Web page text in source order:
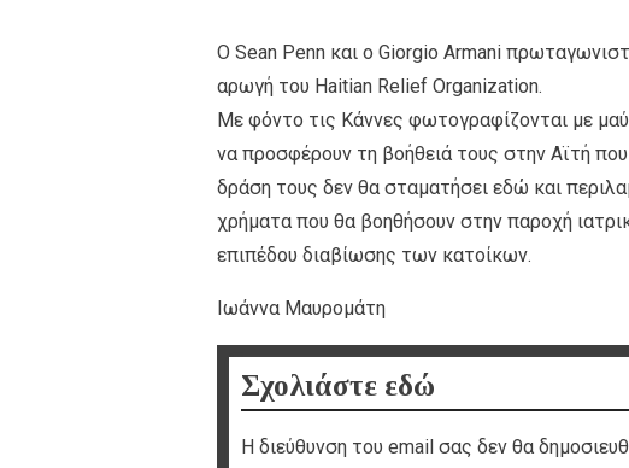
Ο Sean Penn και o Giorgio Armani
αρωγή του Haitian Relief Organization.
Με φόντο τις Κάννες φωτογραφίζονται με
να προσφέρουν τη βοήθειά τους στην Αϊτή
δράση τους δεν θα σταματήσει εδώ και
χρήματα που θα βοηθήσουν στην παροχή
επιπέδου διαβίωσης των κατοίκων.
Ιωάννα Μαυρομάτη
Σχολιάστε εδώ
Η διεύθυνση του email σας δεν θα